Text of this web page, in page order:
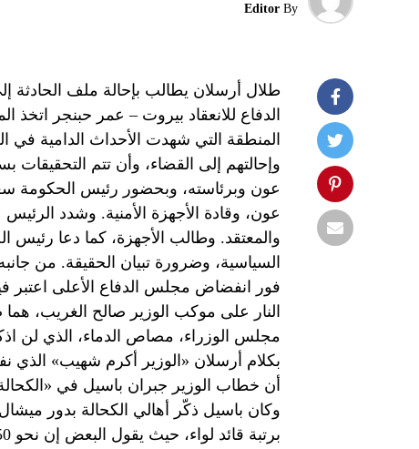
By
Editor
طلال أرسلان يطالب بإحالة ملف
الدفاع للانعقاد بيروت – عمر حبنجر
المنطقة التي شهدت الأحداث الدامية في
وإحالتهم إلى القضاء، وأن تتم
عون وبرئاسته، وبحضور رئيس الحكومة
عون، وقادة الأجهزة الأمنية. وشدد
والمعتقد. وطالب الأجهزة، كما دعا رئيس
السياسية، وضرورة تبيان الحقيقة. من
فور انفضاض مجلس الدفاع الأعلى اعتبر
النار على موكب الوزير صالح الغريب،
مجلس الوزراء، مصاص الدماء، الذي لن
بكلام أرسلان «الوزير أكرم شهيب» الذي
أن خطاب الوزير جبران باسيل في
وكان باسيل ذكّر أهالي الكحالة بدور